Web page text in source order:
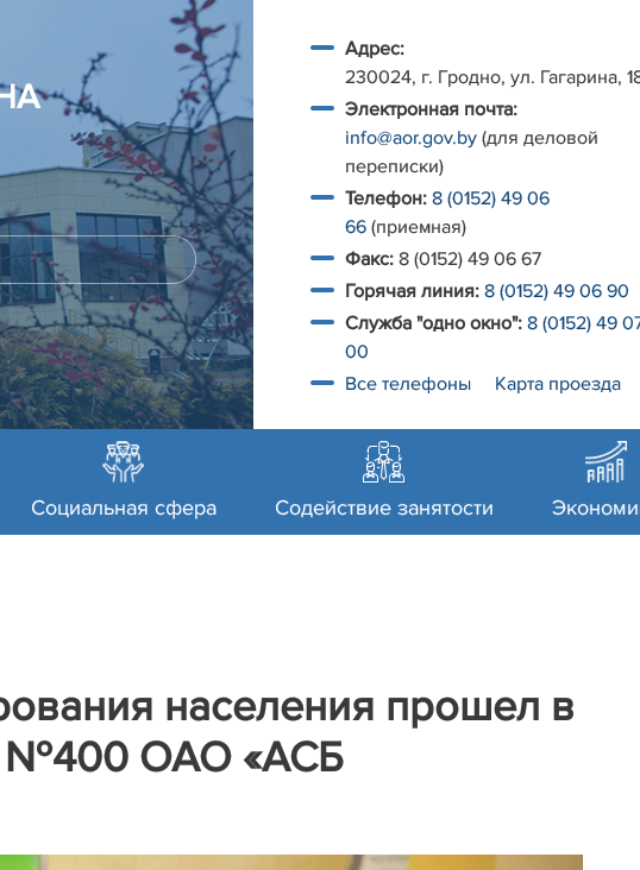
Адрес:
230024, г. Гродно, ул. Гагарина,
Электронная почта:
info@aor.gov.by (для деловой
переписки)
Телефон: 8 (0152) 49 06
66 (приемная)
Факс: 8 (0152) 49 06 67
Горячая линия: 8 (0152) 49 06 90
Служба "одно окно": 8 (0152) 49
00
Все телефоны
Карта проезда
Социальная сфера Содействие занятости
населения прошел в
№400 ОАО «АСБ